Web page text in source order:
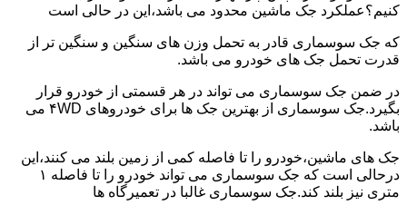
کنیم؟عملکرد جک ماشین محدود می باشد،این در حالی است
که جک سوسماری قادر به تحمل وزن های سنگین و سنگین تر از
قدرت تحمل جک های خودرو می باشد.
در ضمن جک سوسماری می تواند در هر قسمتی از خودرو قرار
بگیرد.جک سوسماری از بهترین جک ها برای خودروهای ۴WD می
باشد.
جک های ماشین،خودرو را تا فاصله کمی از زمین بلند می کنند،این
درحالی است که جک سوسماری می تواند خودرو را تا فاصله ۱
متری نیز بلند کند.جک سوسماری غالبا در تعمیرگاه ها